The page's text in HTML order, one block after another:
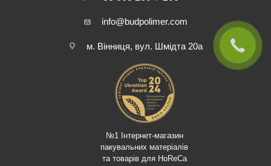
info@budpolimer.com
м. Вінниця, вул. Шмідта 20а
№1 Інтернет-магазин
пакувальних матеріалів
та товарів для HoReCa